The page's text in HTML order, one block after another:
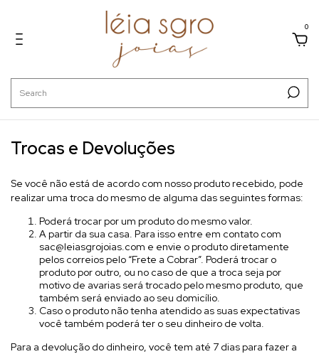
0
Trocas e Devoluções
Se você não está de acordo com nosso produto recebido, pode
realizar uma troca do mesmo de alguma das seguintes formas:
Poderá trocar por um produto do mesmo valor.
A partir da sua casa. Para isso entre em contato com
sac@leiasgrojoias.com e envie o produto diretamente
pelos correios pelo “Frete a Cobrar”. Poderá trocar o
produto por outro, ou no caso de que a troca seja por
motivo de avarias será trocado pelo mesmo produto, que
também será enviado ao seu domicílio.
Caso o produto não tenha atendido as suas expectativas
você também poderá ter o seu dinheiro de volta.
Para a devolução do dinheiro, você tem até 7 dias para fazer a